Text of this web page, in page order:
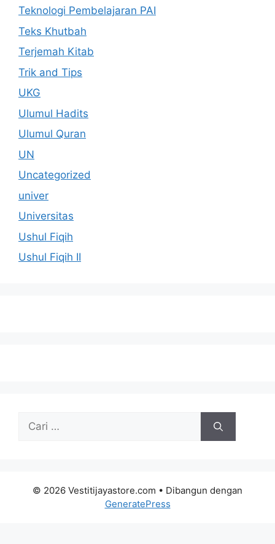
Teknologi Pembelajaran PAI
Teks Khutbah
Terjemah Kitab
Trik and Tips
UKG
Ulumul Hadits
Ulumul Quran
UN
Uncategorized
univer
Universitas
Ushul Fiqih
Ushul Fiqih II
Cari
© 2026 Vestitijayastore.com • Dibangun dengan
GeneratePress